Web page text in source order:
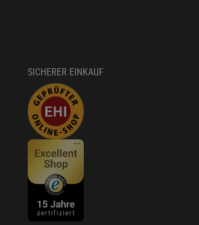
SICHERER EINKAUF